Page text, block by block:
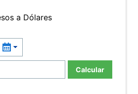
a Dólares
Calcular